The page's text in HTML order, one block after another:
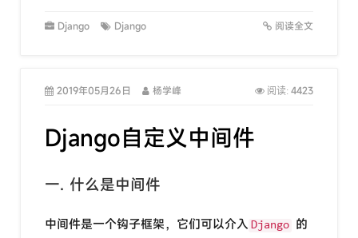
Django Django 阅读全文
2019年05月26日 杨学峰 阅读: 4423
Django自定义中间件
一. 什么是中间件
中间件是一个钩子框架，它们可以介入 Django 的